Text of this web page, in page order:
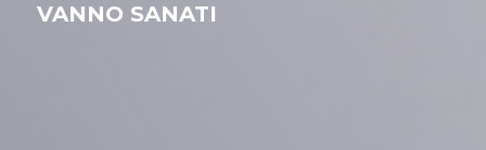
VANNO SANATI